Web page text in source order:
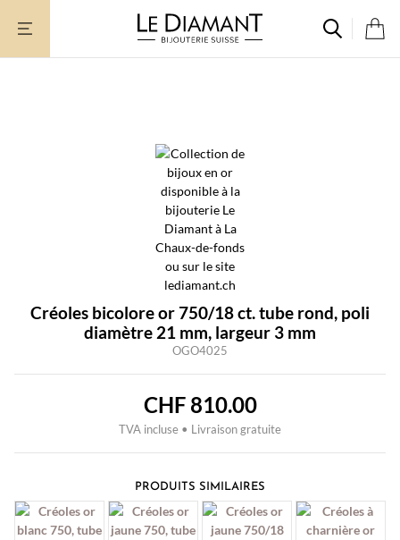
Créoles bicolore or 750/18 ct. tube rond, poli
diamètre 21 mm, largeur 3 mm
OGO4025
CHF810.00
TVA incluse • Livraison gratuite
PRODUITS SIMILAIRES